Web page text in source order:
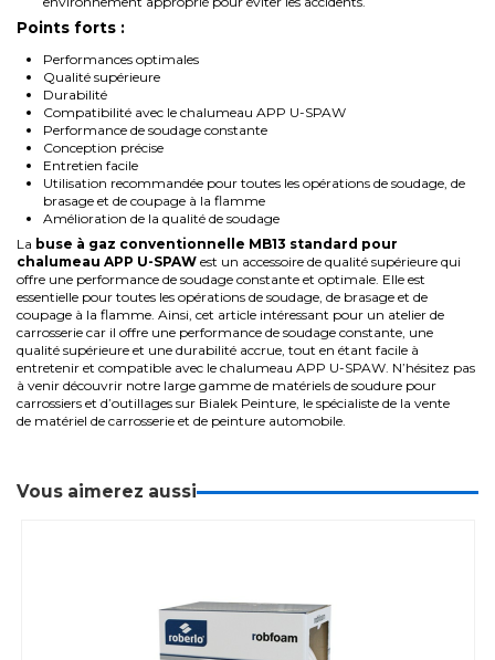
Points forts :
Performances optimales
Qualité supérieure
Durabilité
Compatibilité avec le chalumeau APP U-SPAW
Performance de soudage constante
Conception précise
Entretien facile
Utilisation recommandée pour toutes les opérations de soudage, de
brasage et de coupage à la flamme
Amélioration de la qualité de soudage
La buse à gaz conventionnelle MB13 standard pour
chalumeau APP U-SPAW est un accessoire de qualité supérieure qui
offre une performance de soudage constante et optimale. Elle est
essentielle pour toutes les opérations de soudage, de brasage et de
coupage à la flamme. Ainsi, cet article intéressant pour un atelier de
carrosserie car il offre une performance de soudage constante, une
qualité supérieure et une durabilité accrue, tout en étant facile à
entretenir et compatible avec le chalumeau APP U-SPAW. N’hésitez pas
à venir découvrir notre large gamme de matériels de soudure pour
carrossiers et d’outillages sur Bialek Peinture, le spécialiste de la vente
de matériel de carrosserie et de peinture automobile.
Vous aimerez aussi